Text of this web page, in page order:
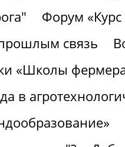
Форум «Курс
связь
«Школы
в